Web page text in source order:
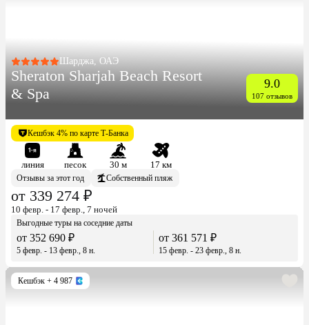
Шарджа, ОАЭ
Sheraton Sharjah Beach Resort
& Spa
9.0
107 отзывов
Кешбэк 4% по карте Т-Банка
линия песок 30 м
17 км
Отзывы за этот год
Собственный пляж
от 339 274 ₽
10 февр. - 17 февр., 7 ночей
Выгодные туры на соседние даты
от 352 690 ₽
5 февр. - 13 февр., 8 н.
от 361 571 ₽
15 февр. - 23 февр., 8 н.
Кешбэк + 4 987